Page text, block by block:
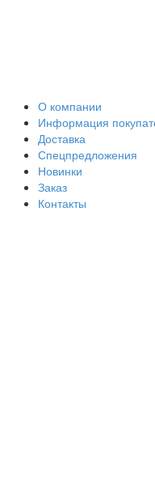
О компании
Информация
Доставка
Спецпредложения
Новинки
Заказ
Контакты